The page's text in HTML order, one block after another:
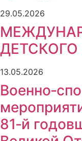
29.05.2026
13.05.2026
81‑й